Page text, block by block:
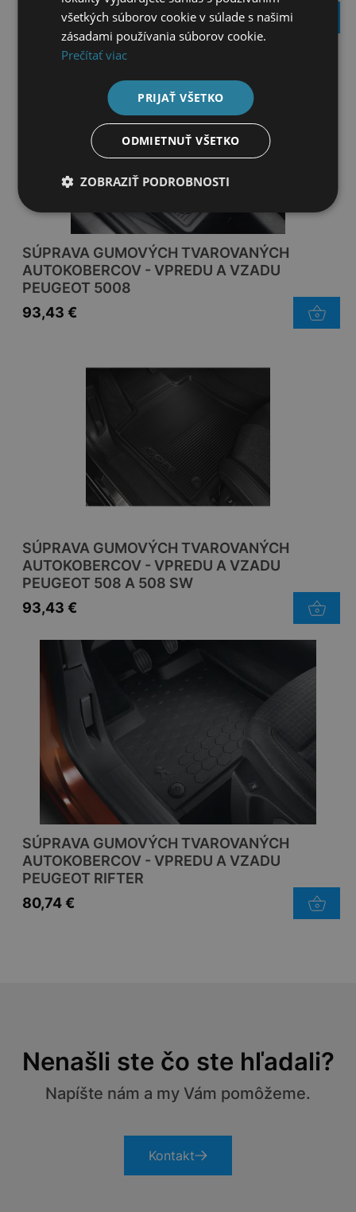
79,15€
SÚPRAVA GUMOVÝCH TVAROVANÝCH
AUTOKOBERCOV - VPREDU A VZADU
PEUGEOT 5008
93,43 €
SÚPRAVA GUMOVÝCH TVAROVANÝCH
AUTOKOBERCOV - VPREDU A VZADU
PEUGEOT 508 A 508 SW
93,43 €
SÚPRAVA GUMOVÝCH TVAROVANÝCH
AUTOKOBERCOV - VPREDU A VZADU
PEUGEOT RIFTER
80,74€
Nenašli ste čo ste hľadali?
Napíšte nám a my Vám pomôžeme.
Kontakt
všetkých súborov cookie v súlade s našimi
zásadami používania súborov cookie.
Prečítať viac
PRIJAŤ VŠETKO
ODMIETNUŤ VŠETKO
ZOBRAZIŤ PODROBNOSTI